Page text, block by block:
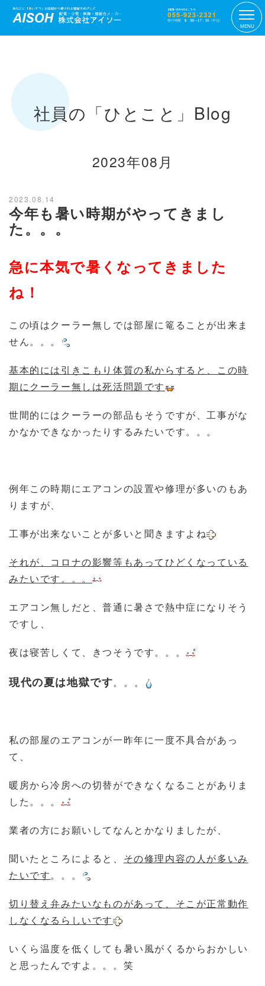
MENU
社員の「ひとこと」Blog
2023年08月
2023.08.14
今年も暑い時期がやってきまし
た。。。
急に本気で暑くなってきました
ね！
この頃はクーラー無しでは部屋に篭ることが出来ま
せん。。。
基本的には引きこもり体質の私からすると、この時
期にクーラー無しは死活問題です
世間的にはクーラーの部品もそうですが、工事がな
かなかできなかったりするみたいです。。。
例年この時期にエアコンの設置や修理が多いのもあ
りますが、
工事が出来ないことが多いと聞きますよね
それが、コロナの影響等もあってひどくなっている
みたいです。。。
エアコン無しだと、普通に暑さで熱中症になりそう
ですし、
夜は寝苦しくて、きつそうです。。。
現代の夏は地獄です。。。
私の部屋のエアコンが一昨年に一度不具合があっ
て、
暖房から冷房への切替ができなくなることがありま
した。。。
業者の方にお願いしてなんとかなりましたが、
聞いたところによると、 その修理内容の人が多いみ
たいです。。。
切り替え弁みたいなものがあって、そこが正常動作
しなくなるらしいです
いくら温度を低くしても暑い風がくるからおかしい
と思ったんですよ。。。笑